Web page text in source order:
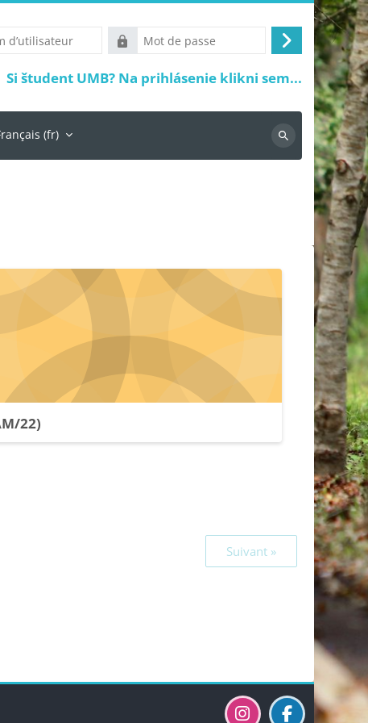
Mot
de
passe
Connexion
Si študent UMB? Na prihlásenie klikni sem...
‎(fr)‎
Recherche
22)
Suivant »